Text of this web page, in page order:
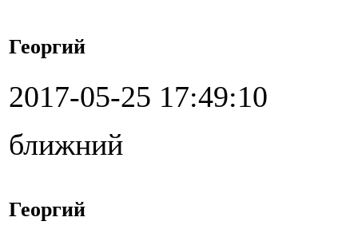
Георгий
2017-05-25 17:49:10
ближний
Георгий